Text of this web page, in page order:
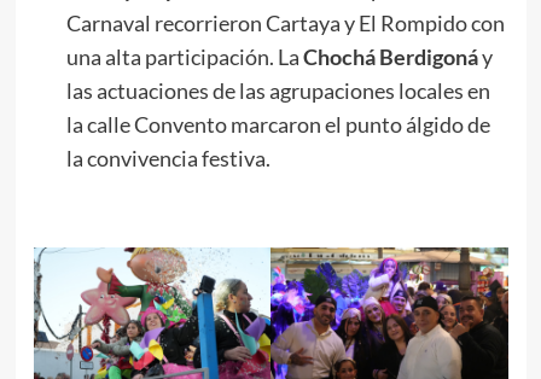
Carnaval recorrieron Cartaya y El Rompido con
una alta participación. LaChochá Berdigonáy
las actuaciones de las agrupaciones locales en
la calle Convento marcaron el punto álgido de
la convivencia festiva.